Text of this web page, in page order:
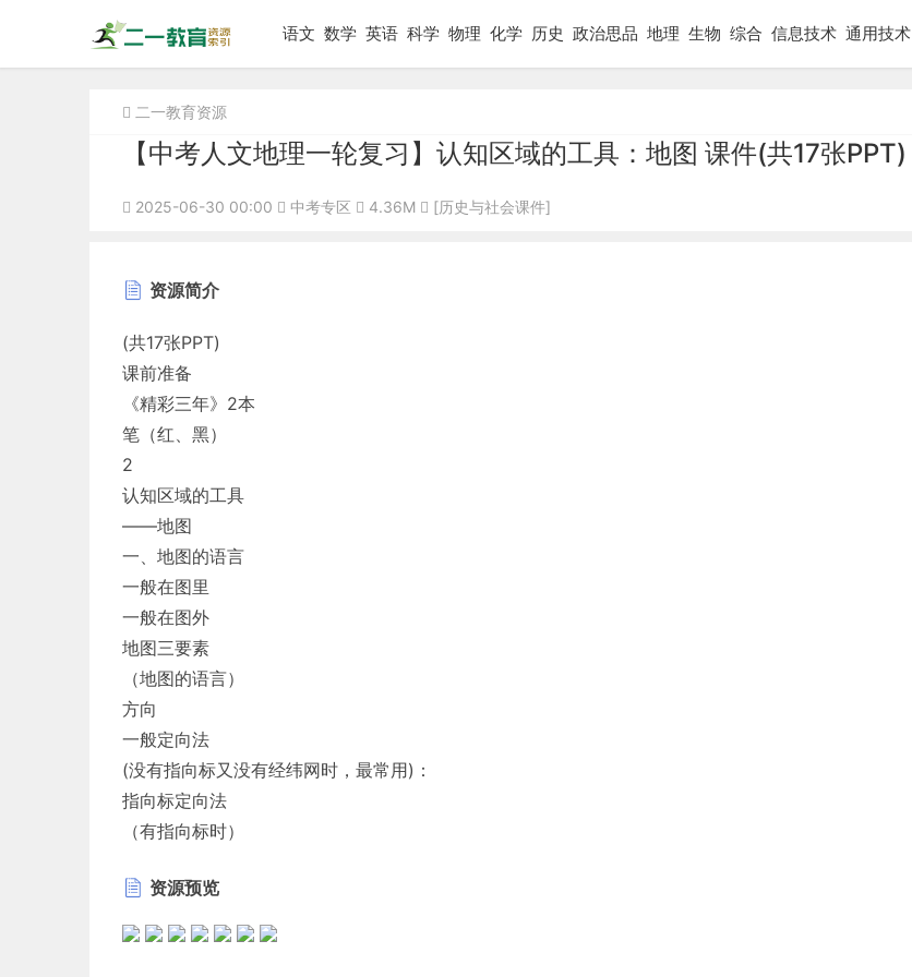
语文 数学 英语 科学 物理 化学 历史 政治思品 地理 生物 综合 信息技术 通用技术
二一教育资源
【中考人文地理一轮复习】认知区域的工具：地图 课件(共17张PPT)
2025-06-30 00:00 中考专区 4.36M [历史与社会课件]
资源简介
(共17张PPT)
课前准备
《精彩三年》2本
笔（红、黑）
2
认知区域的工具
——地图
一、地图的语言
一般在图里
一般在图外
地图三要素
（地图的语言）
方向
一般定向法
(没有指向标又没有经纬网时，最常用)：
指向标定向法
（有指向标时）
（有经纬网时，最准确）
面向地图，上北下南，左西右东
资源预览